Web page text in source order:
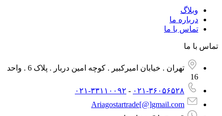
وبلاگ
درباره ما
تماس با ما
تماس با ما
تهران . خیابان امیرکبیر . کوچه امین دربار . پلاک 6 . واحد
16
۰۲۱-۳۶۰۵۶۵۲۸ - ۰۲۱-۳۳۱۱۰۰۹۲
Ariagostartrade[@]gmail.com​